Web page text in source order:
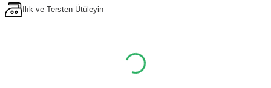
Ilık ve Tersten Ütüleyin